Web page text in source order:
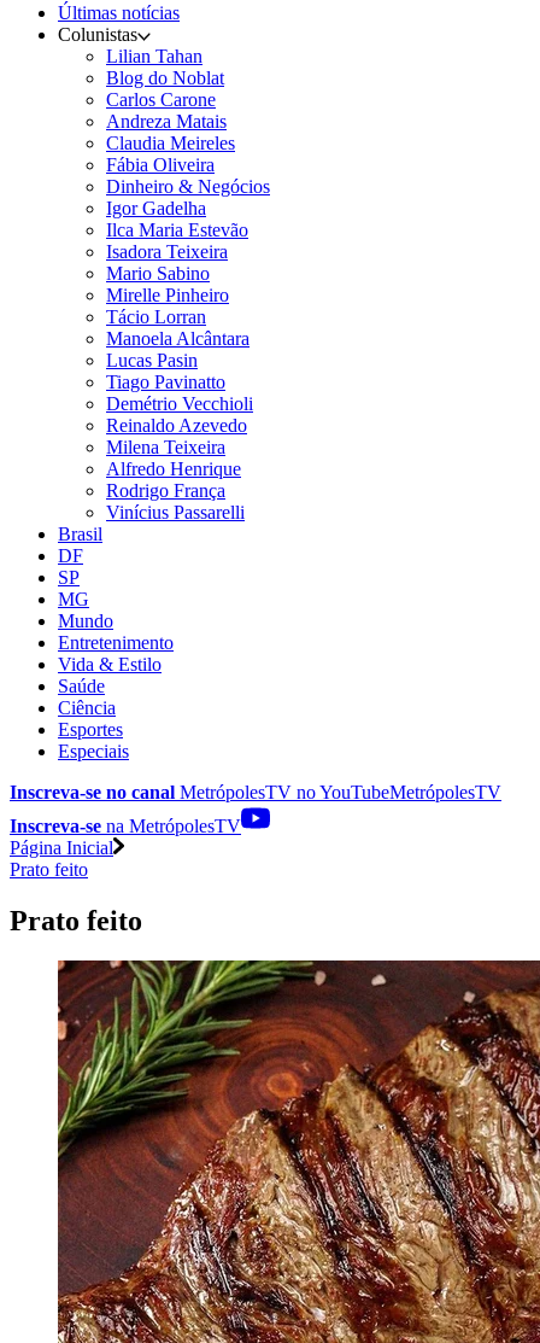
Últimas notícias
Colunistas
Lilian Tahan
Blog do Noblat
Carlos Carone
Andreza Matais
Claudia Meireles
Fábia Oliveira
Dinheiro & Negócios
Igor Gadelha
Ilca Maria Estevão
Isadora Teixeira
Mario Sabino
Mirelle Pinheiro
Tácio Lorran
Manoela Alcântara
Lucas Pasin
Tiago Pavinatto
Demétrio Vecchioli
Reinaldo Azevedo
Milena Teixeira
Alfredo Henrique
Rodrigo França
Vinícius Passarelli
Brasil
DF
SP
MG
Mundo
Entretenimento
Vida & Estilo
Saúde
Ciência
Esportes
Especiais
Inscreva-se no canal MetrópolesTV noYouTubeMetrópolesTV
Inscreva-se na MetrópolesTV
Página Inicial
Prato feito
Prato feito